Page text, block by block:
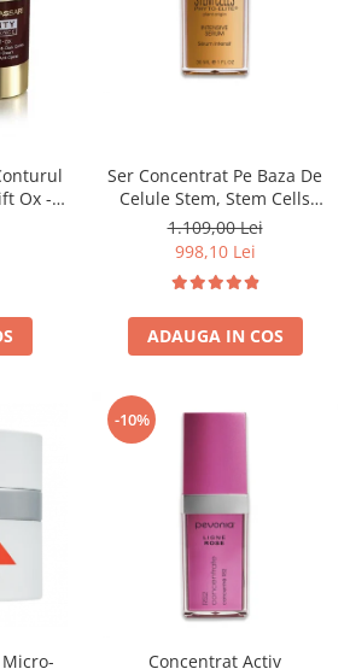
Ox -
Ser Concentrat Pe Baza De
Celule Stem, Stem Cells
Intensive Serum - 30ml
1.109,00 Lei
998,10 Lei
ADAUGA IN COS
-10%
Concentrat Activ